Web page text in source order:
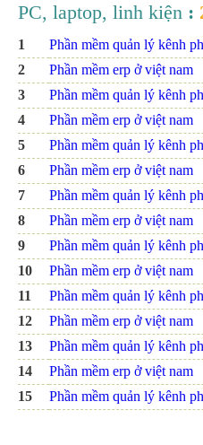
PC, laptop, linh kiện :
1
Phần mềm quản lý kênh
2
Phần mềm erp ở việt nam
3
Phần mềm quản lý kênh
4
Phần mềm erp ở việt nam
5
Phần mềm quản lý kênh
6
Phần mềm erp ở việt nam
7
Phần mềm quản lý kênh
8
Phần mềm erp ở việt nam
9
Phần mềm quản lý kênh
10
Phần mềm erp ở việt nam
11
Phần mềm quản lý kênh
12
Phần mềm erp ở việt nam
13
Phần mềm quản lý kênh
14
Phần mềm erp ở việt nam
15
Phần mềm quản lý kênh